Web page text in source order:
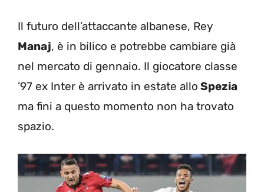
Il futuro dell’attaccante albanese, Rey
Manaj, è in bilico e potrebbe cambiare già
nel mercato di gennaio. Il giocatore classe
’97 ex Inter è arrivato in estate allo Spezia
ma fini a questo momento non ha trovato
spazio.